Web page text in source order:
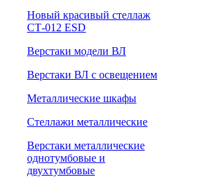
Новый красивый стеллаж
СТ-012 ESD
Верстаки модели ВЛ
Верстаки ВЛ с освещением
Металлические шкафы
Стеллажи металлические
Верстаки металлические
однотумбовые и
двухтумбовые